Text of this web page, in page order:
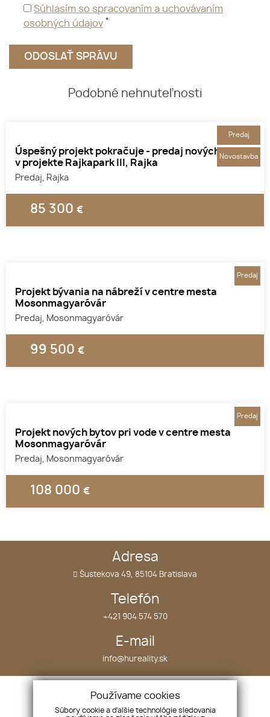
Súhlasím so spracovaním a uchovávaním
osobných údajov *
Podobné nehnuteľnosti
Úspešný projekt pokračuje - predaj nových bytov
v projekte Rajkapark III, Rajka
Predaj, Rajka
85 300 €
Predaj
Novostavba
Projekt bývania na nábreží v centre mesta
Mosonmagyaróvár
Predaj, Mosonmagyaróvár
99 500 €
Predaj
Projekt nových bytov pri vode v centre mesta
Mosonmagyaróvár
Predaj, Mosonmagyaróvár
108 000 €
Predaj
Adresa
Šustekova 49, 85104 Bratislava
Telefón
+421 904 574 570
E-mail
info@hureality.sk
O nás
Nehnuteľnosti
Projekty
Používame cookies
Súbory cookie a ďalšie technológie sledovania